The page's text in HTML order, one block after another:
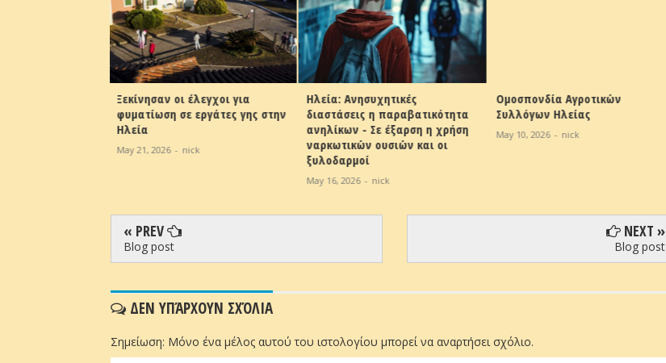
Ηλεία: Ανησυχητικές
διαστάσεις η παραβατικότητα
ανηλίκων - Σε έξαρση η χρήση
ναρκωτικών ουσιών και οι
ξυλοδαρμοί
Ομοσπονδία Αγροτικών
Συλλόγων Ηλείας
May 10, 2026 nick
Λευκοχώρι: Εμπρησμός και
κλοπή σε στάβλο
May 10, 2026 - nick
« PREV
Blog post
NEXT »
Blog post
ΔΕΝ ΥΠΆΡΧΟΥΝ ΣΧΌΛΙΑ
Σημείωση: Μόνο ένα μέλος αυτού του ιστολογίου μπορεί να αναρτήσει σχόλιο.